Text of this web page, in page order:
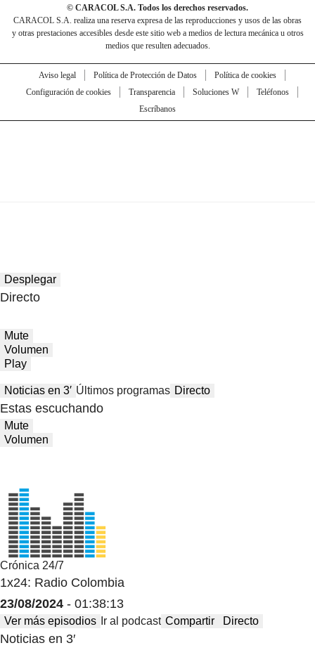
© CARACOL S.A. Todos los derechos reservados.
CARACOL S.A. realiza una reserva expresa de las reproducciones y usos de las obras
y otras prestaciones accesibles desde este sitio web a medios de lectura mecánica u otros
medios que resulten adecuados.
Aviso legal Política de Protección de Datos
Política de cookies
Configuración de cookies
Transparencia Soluciones W
Teléfonos
Escríbanos
Desplegar
Directo
Mute
Volumen
Play
Noticias en 3′ Últimos programas Directo
Estas escuchando
Mute
Volumen
Crónica 24/7
1x24: Radio Colombia
23/08/2024 - 01:38:13
Ver más episodios Ir al podcast Compartir Directo
Noticias en 3′